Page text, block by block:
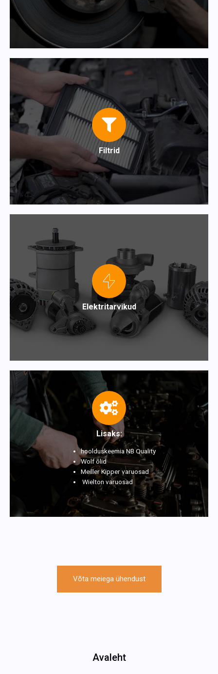
Filtrid
Elektritarvikud
Lisaks:
hoolduskeemia NB Quality
Wolf õlid
Meiller Kipper varuosad
Wielton varuosad
Võta meiega ühendust
Avaleht